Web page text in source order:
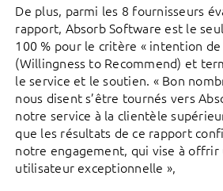
De plus, parmi les 8 fournisseurs
rapport, Absorb Software est le
100 % pour le critère « intention
(Willingness to Recommend) et
le service et le soutien. « Bon
nous disent s’être tournés vers
notre service à la clientèle
que les résultats de ce rapport
notre engagement, qui vise à offrir
utilisateur exceptionnelle »,